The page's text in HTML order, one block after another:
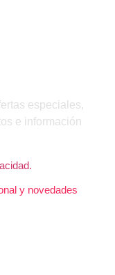
especiales,
e información
y novedades